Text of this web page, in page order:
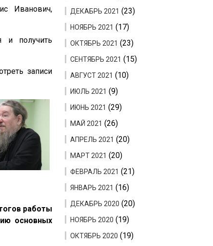
Иванович,
и получить
записи
работы
основных
ДЕКАБРЬ 2021 (23)
НОЯБРЬ 2021 (17)
ОКТЯБРЬ 2021 (23)
СЕНТЯБРЬ 2021 (15)
АВГУСТ 2021 (10)
ИЮЛЬ 2021 (9)
ИЮНЬ 2021 (29)
МАЙ 2021 (26)
АПРЕЛЬ 2021 (20)
МАРТ 2021 (20)
ФЕВРАЛЬ 2021 (21)
ЯНВАРЬ 2021 (16)
ДЕКАБРЬ 2020 (20)
НОЯБРЬ 2020 (19)
ОКТЯБРЬ 2020 (19)